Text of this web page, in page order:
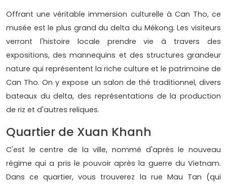
Offrant une véritable immersion culturelle à Can Tho, ce
musée est le plus grand du delta du Mékong. Les visiteurs
verront l'histoire locale prendre vie à travers des
expositions, des mannequins et des structures grandeur
nature qui représentent la riche culture et le patrimoine de
Can Tho. On y expose un salon de thé traditionnel, divers
bateaux du delta, des représentations de la production
de riz et d'autres reliques.
Quartier de Xuan Khanh
C'est le centre de la ville, nommé d'après le nouveau
régime qui a pris le pouvoir après la guerre du Vietnam.
Dans ce quartier, vous trouverez la rue Mau Tan (qui